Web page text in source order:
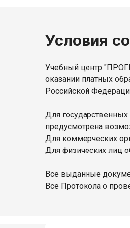
Условия
Учебный центр
оказании платных
Российской
Для
предусмотрена
Для коммерческих
Для физических лиц
Все выданные
Все Протокола о